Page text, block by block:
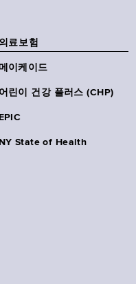
의료보험
이케이드
어린이 건강 플러스 (CHP)
EPIC
NY State of Health